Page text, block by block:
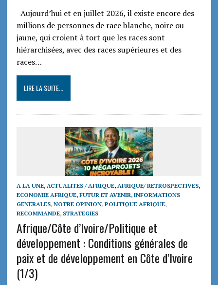
Aujourd’hui et en juillet 2026, il existe encore des
millions de personnes de race blanche, noire ou
jaune, qui croient à tort que les races sont
hiérarchisées, avec des races supérieures et des
races…
LIRE LA SUITE...
A LA UNE, ACTUALITES / AFRIQUE, AFRIQUE/ RETROSPECTIVES,
ECONOMIE AFRIQUE, FUTUR ET AVENIR, INFORMATIONS
GENERALES, NOTRE OPINION, POLITIQUE AFRIQUE,
RECOMMANDE, STRATEGIES
Afrique/Côte d’Ivoire/Politique et
développement : Conditions générales de
paix et de développement en Côte d’Ivoire
(1/3)